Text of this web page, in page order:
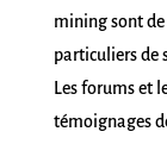
mining sont de
particuliers de
Les forums et
témoignages